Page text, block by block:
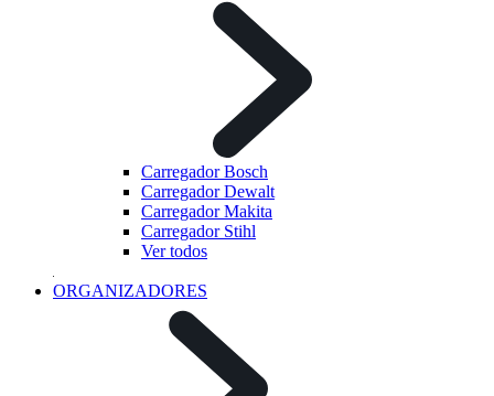
Carregador Bosch
Carregador Dewalt
Carregador Makita
Carregador Stihl
Ver todos
ORGANIZADORES